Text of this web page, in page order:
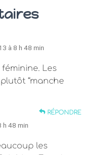
à 8 h 48 min
Les
“manche
RÉPONDRE
h 48 min
les